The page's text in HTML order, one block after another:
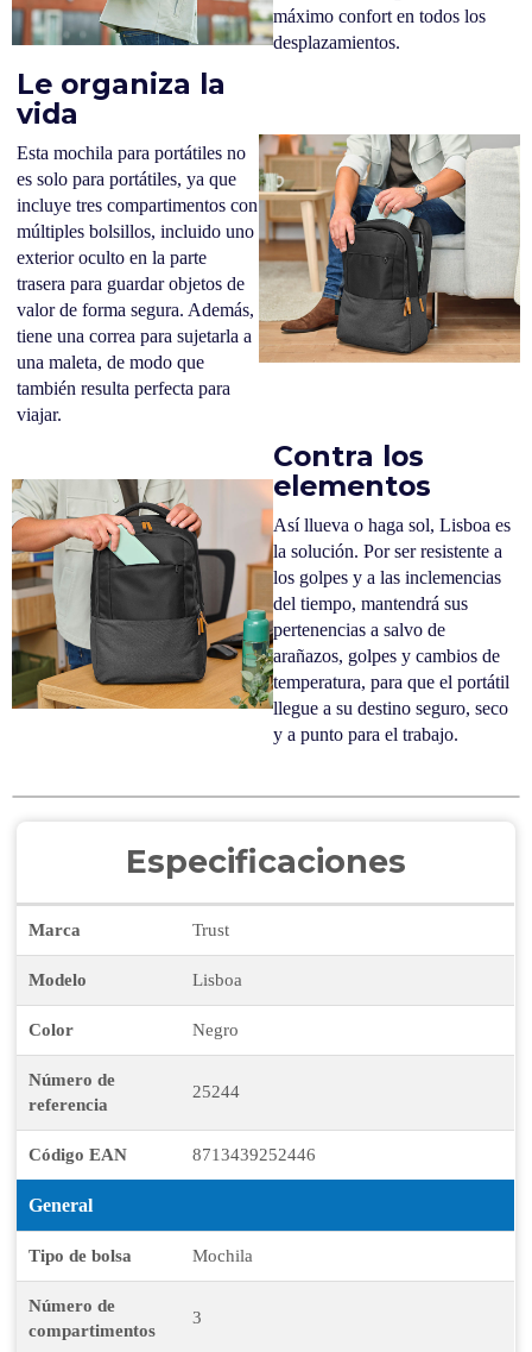
máximo confort en todos los
desplazamientos.
Le organiza la
vida
Esta mochila para portátiles no
es solo para portátiles, ya que
incluye tres compartimentos con
múltiples bolsillos, incluido uno
exterior oculto en la parte
trasera para guardar objetos de
valor de forma segura. Además,
tiene una correa para sujetarla a
una maleta, de modo que
también resulta perfecta para
viajar.
Contra los
elementos
Así llueva o haga sol, Lisboa es
la solución. Por ser resistente a
los golpes y a las inclemencias
del tiempo, mantendrá sus
pertenencias a salvo de
arañazos, golpes y cambios de
temperatura, para que el portátil
llegue a su destino seguro, seco
y a punto para el trabajo.
Especificaciones
Marca Trust
Modelo Lisboa
Color Negro
Número de
referencia
25244
Código EAN 8713439252446
General
Tipo de bolsa Mochila
Número de
compartimentos
3